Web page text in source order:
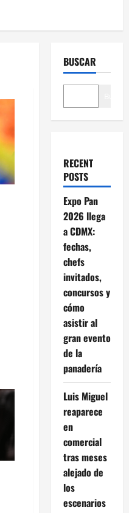
BUSCAR
RECENT
POSTS
Expo Pan
2026 llega
a CDMX:
fechas,
chefs
invitados,
concursos y
cómo
asistir al
gran evento
de la
panadería
Luis Miguel
reaparece
en
comercial
tras meses
alejado de
los
escenarios